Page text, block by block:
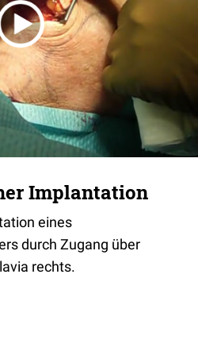
Implantation
eines
durch Zugang über
rechts.